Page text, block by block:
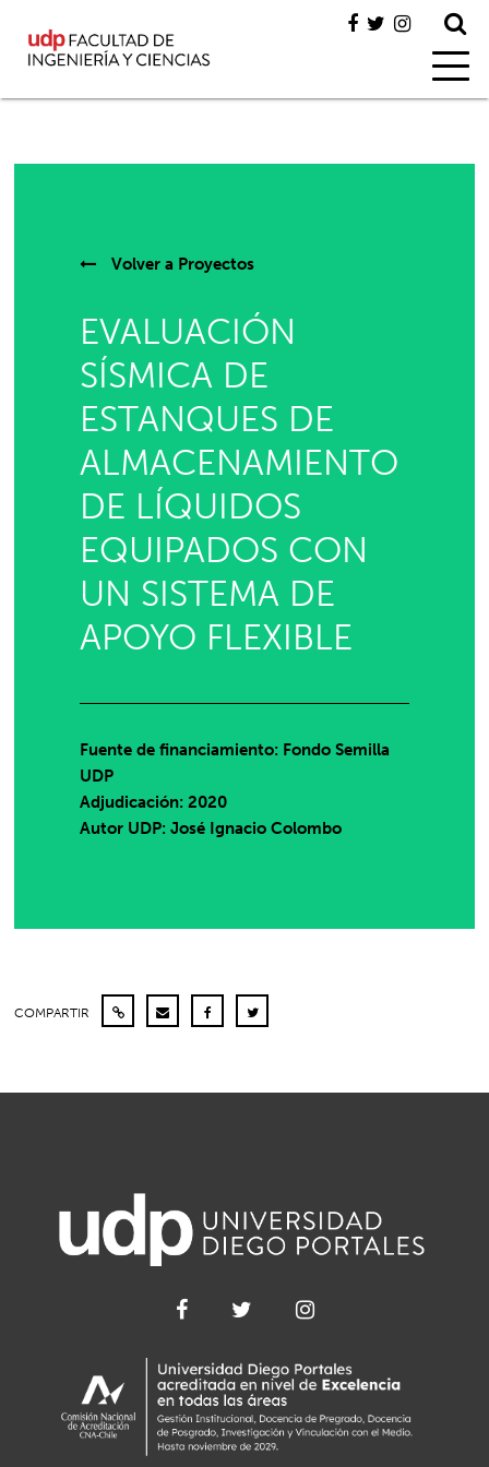
Volver a Proyectos
EVALUACIÓN
SÍSMICA DE
ESTANQUES DE
ALMACENAMIENTO
DE LÍQUIDOS
EQUIPADOS CON
UN SISTEMA DE
APOYO FLEXIBLE
Fuente de financiamiento: Fondo Semilla
UDP
Adjudicación: 2020
Autor UDP:José Ignacio Colombo
COMPARTIR